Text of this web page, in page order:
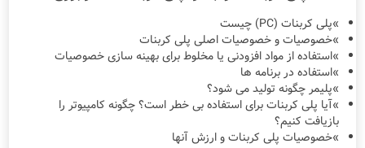
»پلی کربنات (PC) چیست
»خصوصیات و خصوصیات اصلی پلی کربنات
»استفاده از مواد افزودنی یا مخلوط برای بهینه سازی خصوصیات
»استفاده در برنامه ها
»پلیمر چگونه تولید می شود؟
»آیا پلی کربنات برای استفاده بی خطر است؟ چگونه کامپیوتر را
بازیافت کنیم؟
»خصوصیات پلی کربنات و ارزش آنها